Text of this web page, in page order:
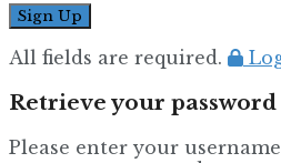
All fields are required.
Retrieve your password
Please enter your